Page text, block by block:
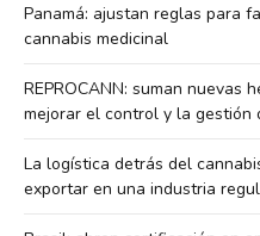
Panamá: ajustan reglas para
cannabis medicinal
REPROCANN: suman nuevas
mejorar el control y la gestión
La logística detrás del
exportar en una industria